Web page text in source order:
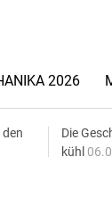
2026
Die
kühl